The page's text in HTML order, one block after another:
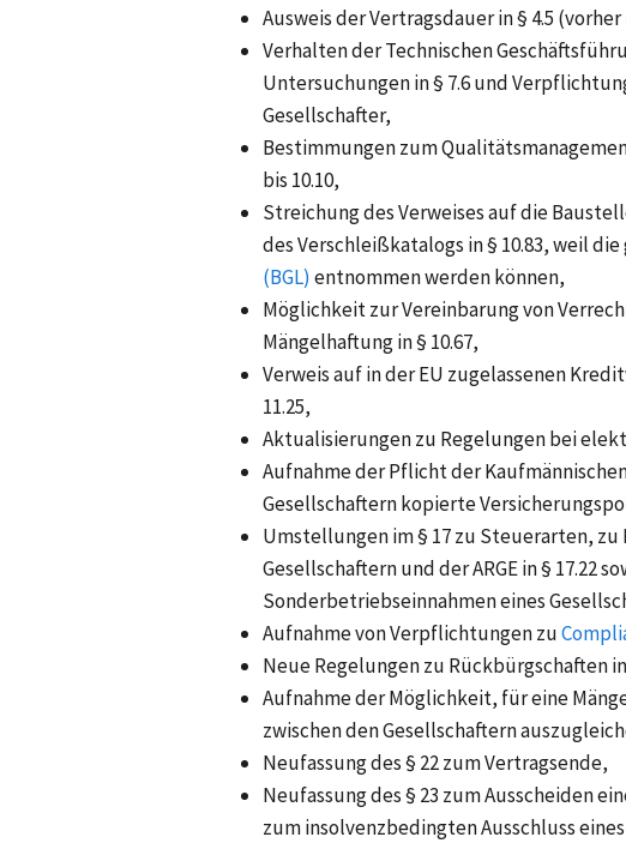
Ausweis der Vertragsdauer in § 4.5 (vorher
Verhalten der Technischen
Untersuchungen in § 7.6 und
Gesellschafter,
Bestimmungen zum
bis 10.10,
Streichung des Verweises auf die
des Verschleißkatalogs in § 10.83, weil
(BGL) entnommen werden können,
Möglichkeit zur Vereinbarung von
Mängelhaftung in § 10.67,
Verweis auf in der EU zugelassenen
11.25,
Aktualisierungen zu Regelungen bei
Aufnahme der Pflicht der
Gesellschaftern kopierte
Umstellungen im § 17 zu Steuerarten,
Gesellschaftern und der ARGE in § 17.22
Sonderbetriebseinnahmen eines
Aufnahme von Verpflichtungen zu
Neue Regelungen zu Rückbürgschaften
Aufnahme der Möglichkeit, für eine
zwischen den Gesellschaftern
Neufassung des § 22 zum Vertragsende,
Neufassung des § 23 zum Ausscheiden
zum insolvenzbedingten Ausschluss eines